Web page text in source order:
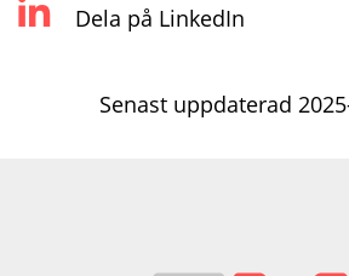
Dela på LinkedIn
Senast uppdaterad